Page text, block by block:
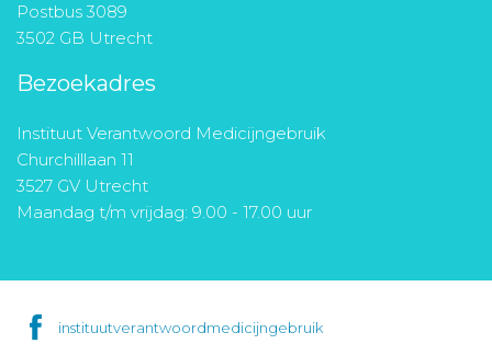
Postbus 3089
3502 GB Utrecht
Bezoekadres
Instituut Verantwoord Medicijngebruik
Churchilllaan 11
3527 GV Utrecht
Maandag t/m vrijdag: 9.00 - 17.00 uur
instituutverantwoordmedicijngebruik